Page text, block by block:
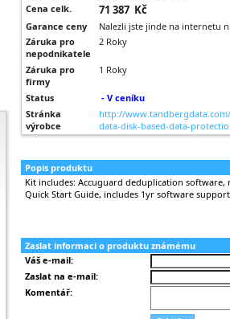
Cena celk.
71 387 Kč
Garance ceny
Nalezli jste jinde na internetu
Záruka pro
nepodnikatele
2 Roky
Záruka pro
firmy
1 Roky
Status
- V ceníku
Stránka
výrobce
http://
data-disk-based-data-
Popis produktu
Kit includes: Accuguard deduplication
Quick Start Guide, includes 1yr software
Zaslat informaci o produktu známému
Váš e-mail:
Zaslat na e-mail:
Komentář: